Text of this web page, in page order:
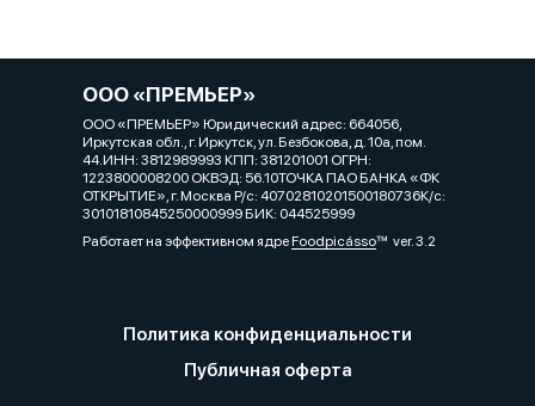
ООО «ПРЕМЬЕР»
ООО «ПРЕМЬЕР» Юридический адрес: 664056,
Иркутская обл., г. Иркутск, ул. Безбокова, д. 10а, пом.
44.ИНН: 3812989993 КПП: 381201001 ОГРН:
1223800008200 ОКВЭД: 56.10ТОЧКА ПАО БАНКА «ФК
ОТКРЫТИЕ», г. Москва Р/с: 40702810201500180736К/с:
30101810845250000999 БИК: 044525999
Работает на эффективном ядреFoodpicássover. 3.2
Политика конфиденциальности
Публичная оферта